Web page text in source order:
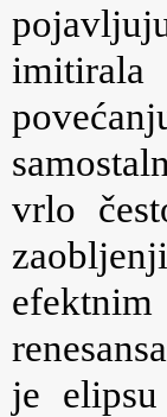
imitirala
vrlo
je